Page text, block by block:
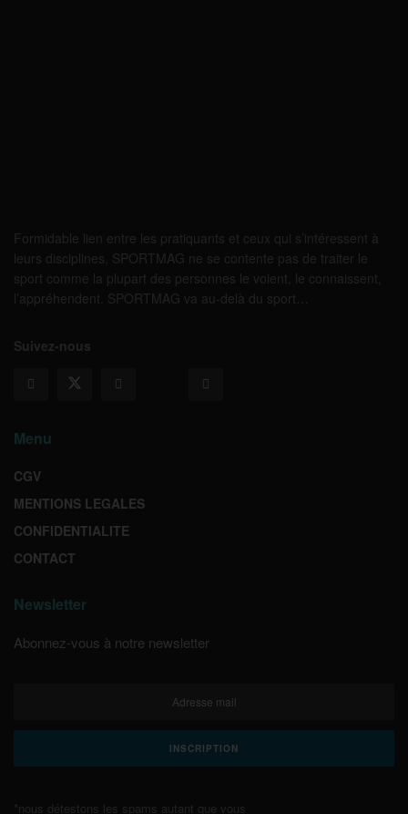
Formidable lien entre les pratiquants et ceux qui s’intéressent à
leurs disciplines, SPORTMAG ne se contente pas de traiter le
sport comme la plupart des personnes le voient, le connaissent,
l’appréhendent. SPORTMAG va au-delà du sport…
Suivez-nous
Menu
CGV
MENTIONS LEGALES
CONFIDENTIALITE
CONTACT
Newsletter
Abonnez-vous à notre newsletter
*nous détestons les spams autant que vous